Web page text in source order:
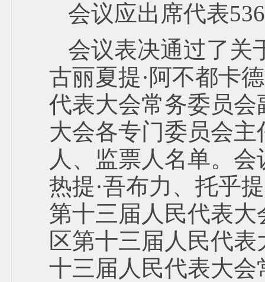
会议应出席代表
会议表决通过了关
古丽夏提·阿不都卡
代表大会常务委员
大会各专门委员会
人、监票人名单。
热提·吾布力、托乎
第十三届人民代表
区第十三届人民代
十三届人民代表大